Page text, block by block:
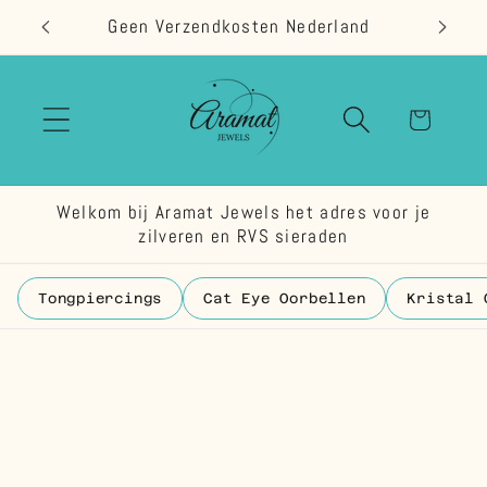
naar de
content
Geen Verzendkosten Nederland
Welkom bij Aramat Jewels het adres voor je
zilveren en RVS sieraden
Tongpiercings Cat Eye Oorbellen Kristal